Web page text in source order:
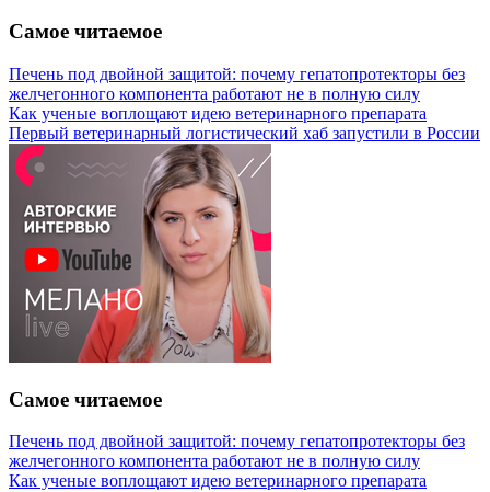
Самое читаемое
Печень под двойной защитой: почему гепатопротекторы без
желчегонного компонента работают не в полную силу
Как ученые воплощают идею ветеринарного препарата
Первый ветеринарный логистический хаб запустили в России
Самое читаемое
Печень под двойной защитой: почему гепатопротекторы без
желчегонного компонента работают не в полную силу
Как ученые воплощают идею ветеринарного препарата